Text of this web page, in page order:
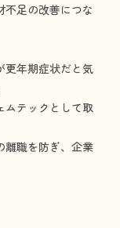
不足の改善につな
更年期症状だと気
ムテックとして取
離職を防ぎ、企業